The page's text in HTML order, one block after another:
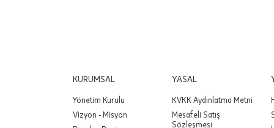
KURUMSAL
Yönetim Kurulu
Vizyon - Misyon
YASAL
KVKK Aydınlatma Metni
Mesafeli Satış
Sözleşmesi
Önemli: